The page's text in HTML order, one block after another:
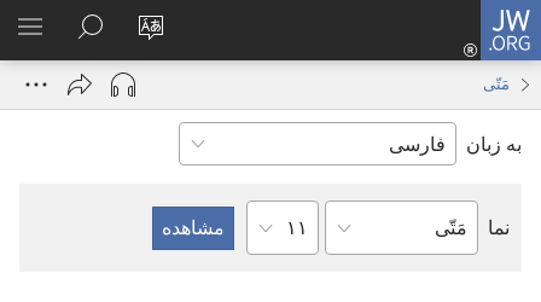
JW.ORG
زبان
سایت
را
ورود
باز
JW.ORG
جستجو
مَتّی
به زبان
نما
کتاب
فصل